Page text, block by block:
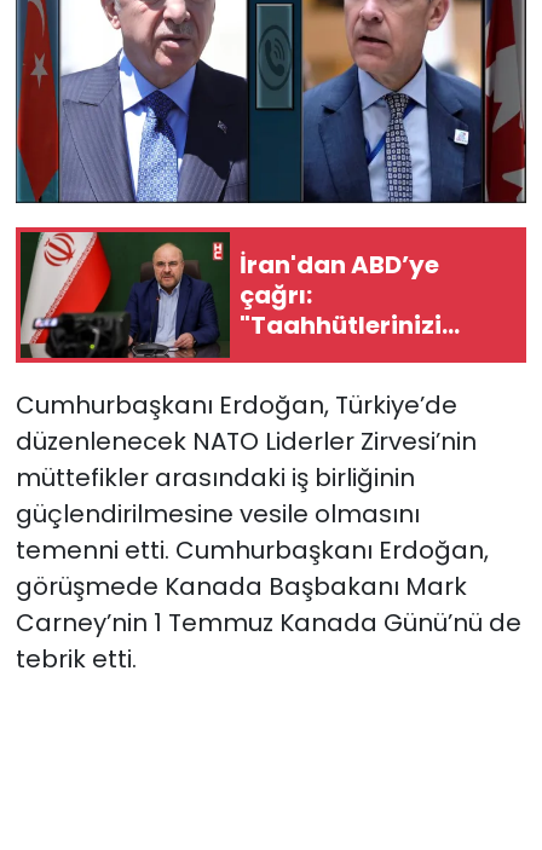
İran'dan ABD’ye
çağrı:
"Taahhütlerinizi
yerine getirin"
Cumhurbaşkanı Erdoğan, Türkiye’de
düzenlenecek NATO Liderler Zirvesi’nin
müttefikler arasındaki iş birliğinin
güçlendirilmesine vesile olmasını
temenni etti. Cumhurbaşkanı Erdoğan,
görüşmede Kanada Başbakanı Mark
Carney’nin 1 Temmuz Kanada Günü’nü de
tebrik etti.